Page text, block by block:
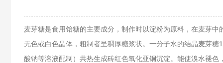
麦芽糖是食用饴糖的主要成分，制作时以淀粉为原料，在麦芽
无色或白色晶体，粗制者呈稠厚糖浆状。一分子水的结晶麦芽
酸钠等溶液配制）共热生成砖红色氧化亚铜沉淀。能使溴水褪色